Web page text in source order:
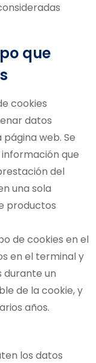
que
cookies
datos
web. Se
que
del
una sola
productos
de cookies en el
en el terminal y
durante un
de la cookie, y
años.
los datos